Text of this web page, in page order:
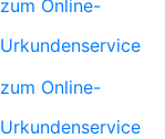
zum Online-
Urkundenservice
zum Online-
Urkundenservice